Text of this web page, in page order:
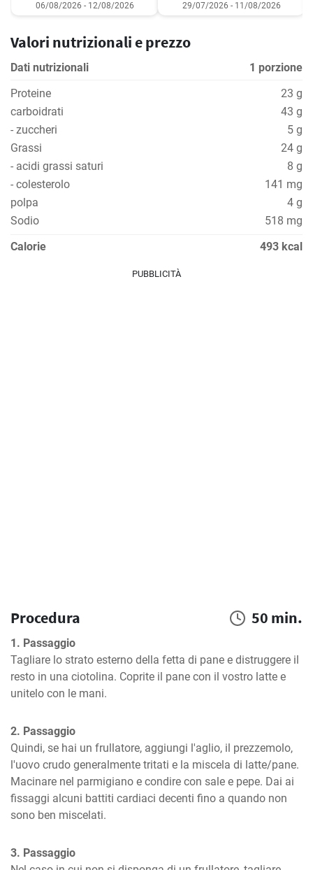
06/08/2026 - 12/08/2026 29/07/2026 - 11/08/2026
Valori nutrizionali e prezzo
Dati nutrizionali
1 porzione
Proteine
23 g
carboidrati
43 g
- zuccheri
5 g
Grassi
24 g
- acidi grassi saturi
8 g
- colesterolo
141 mg
polpa
4 g
Sodio
518 mg
Calorie
493 kcal
PUBBLICITÀ
Procedura 50 min.
1. Passaggio
Tagliare lo strato esterno della fetta di pane e distruggere il
resto in una ciotolina. Coprite il pane con il vostro latte e
unitelo con le mani.
2. Passaggio
Quindi, se hai un frullatore, aggiungi l'aglio, il prezzemolo,
l'uovo crudo generalmente tritati e la miscela di latte/pane.
Macinare nel parmigiano e condire con sale e pepe. Dai ai
fissaggi alcuni battiti cardiaci decenti fino a quando non
sono ben miscelati.
3. Passaggio